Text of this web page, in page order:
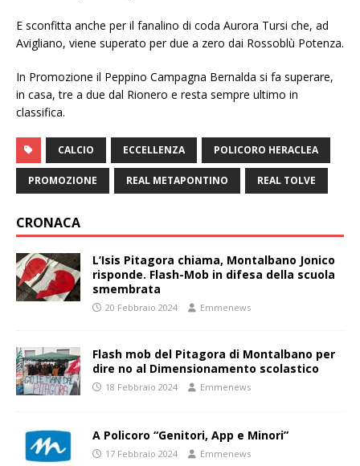
E sconfitta anche per il fanalino di coda Aurora Tursi che, ad
Avigliano, viene superato per due a zero dai Rossoblù Potenza.
In Promozione il Peppino Campagna Bernalda si fa superare,
in casa, tre a due dal Rionero e resta sempre ultimo in
classifica.
CALCIO ECCELLENZA POLICORO HERACLEA
PROMOZIONE REAL METAPONTINO REAL TOLVE
CRONACA
L’Isis Pitagora chiama, Montalbano Jonico
risponde. Flash-Mob in difesa della scuola
smembrata
20 Febbraio 2024 Emmenews
Flash mob del Pitagora di Montalbano per
dire no al Dimensionamento scolastico
18 Febbraio 2024 Emmenews
A Policoro “Genitori, App e Minori”
17 Febbraio 2024 Emmenews